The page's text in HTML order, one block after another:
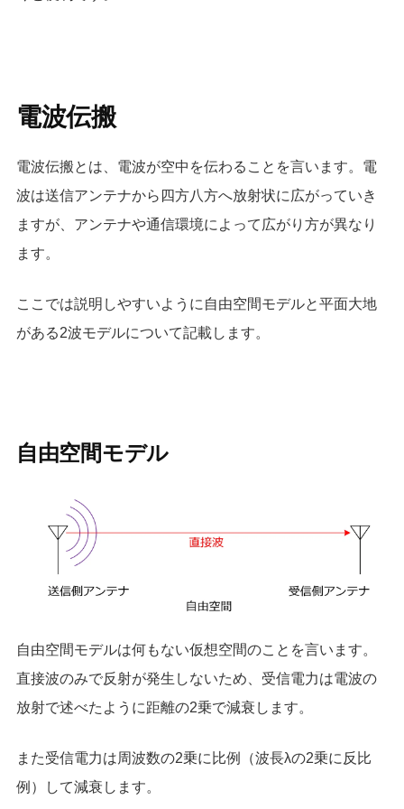
電波伝搬
電波伝搬とは、電波が空中を伝わることを言います。電
波は送信アンテナから四方八方へ放射状に広がっていき
ますが、アンテナや通信環境によって広がり方が異なり
ます。
ここでは説明しやすいように自由空間モデルと平面大地
がある2波モデルについて記載します。
自由空間モデル
自由空間モデルは何もない仮想空間のことを言います。
直接波のみで反射が発生しないため、受信電力は電波の
放射で述べたように距離の2乗で減衰します。
また受信電力は周波数の2乗に比例（波長λの2乗に反比
例）して減衰します。